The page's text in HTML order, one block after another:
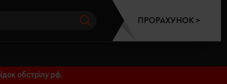
обстрілу рф.
ПРОРАХУНОК >